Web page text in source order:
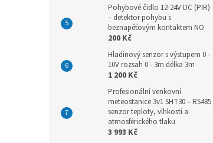
Pohybové čidlo 12-24V DC (PIR)
– detektor pohybu s
beznapěťovým kontaktem NO
200 Kč
Hladinový senzor s výstupem 0 -
10V rozsah 0 - 3m délka 3m
1 200 Kč
Profesionální venkovní
meteostanice 3v1 SHT30 – RS485
senzor teploty, vlhkosti a
atmosférického tlaku
3 993 Kč